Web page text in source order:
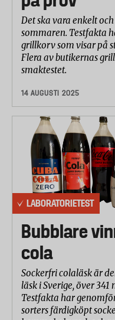
Det ska vara enkelt
sommaren. Testfakta
grillkorv som visar på
Flera av butikernas
smaktestet.
14 AUGUSTI 2025
LABORATORIETEST
Bubblare
cola
Sockerfri colaläsk är
läsk i Sverige, över
Testfakta har
sorters färdigköpt